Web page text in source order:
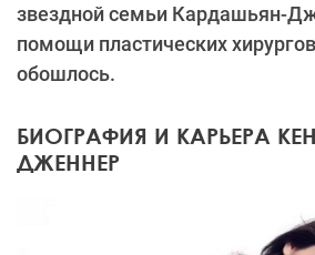
звездной семьи Кардашьян-
помощи пластических
обошлось.
БИОГРАФИЯ И КАРЬЕРА
ДЖЕННЕР